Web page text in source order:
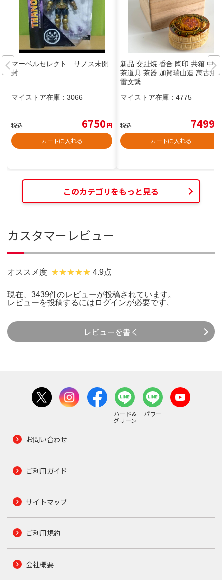
マーベルセレクト サノス未開
封
マイストア在庫： 3066
税込 6750円
カートに入れる
新品 交趾焼 香合 陶印 共箱 中国
茶道具 茶器 加賀瑞山造 萬古焼
雷文繋
マイストア在庫： 4775
税込 7499
カートに入れる
このカテゴリをもっと見る
カスタマーレビュー
オススメ度 4.9点
現在、3439件のレビューが投稿されています。
レビューを投稿するには ログインが必要です。
レビューを書く
ハード&
グリーン
パワー
お問い合わせ
ご利用ガイド
サイトマップ
ご利用規約
会社概要